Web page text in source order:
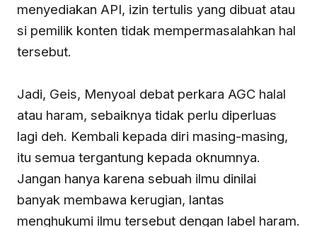
menyediakan API, izin tertulis yang dibuat atau
si pemilik konten tidak mempermasalahkan hal
tersebut.
Jadi, Geis, Menyoal debat perkara AGC halal
atau haram, sebaiknya tidak perlu diperluas
lagi deh. Kembali kepada diri masing-masing,
itu semua tergantung kepada oknumnya.
Jangan hanya karena sebuah ilmu dinilai
banyak membawa kerugian, lantas
menghukumi ilmu tersebut dengan label haram.